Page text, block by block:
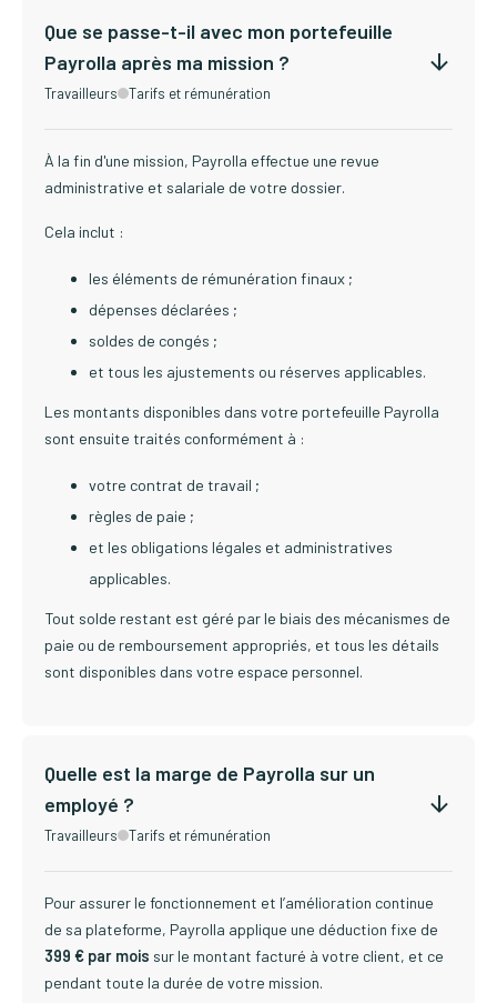
Que se passe-t-il avec mon portefeuille
Payrolla après ma mission ?
Travailleurs Tarifs et rémunération
À la fin d'une mission, Payrolla effectue une revue
administrative et salariale de votre dossier.
Cela inclut :
les éléments de rémunération finaux ;
dépenses déclarées ;
soldes de congés ;
et tous les ajustements ou réserves applicables.
Les montants disponibles dans votre portefeuille Payrolla
sont ensuite traités conformément à :
votre contrat de travail ;
règles de paie ;
et les obligations légales et administratives
applicables.
Tout solde restant est géré par le biais des mécanismes de
paie ou de remboursement appropriés, et tous les détails
sont disponibles dans votre espace personnel.
Quelle est la marge de Payrolla sur un
employé ?
Travailleurs Tarifs et rémunération
Pour assurer le fonctionnement et l’amélioration continue
de sa plateforme, Payrolla applique une déduction fixe de
399 € par mois sur le montant facturé à votre client, et ce
pendant toute la durée de votre mission.